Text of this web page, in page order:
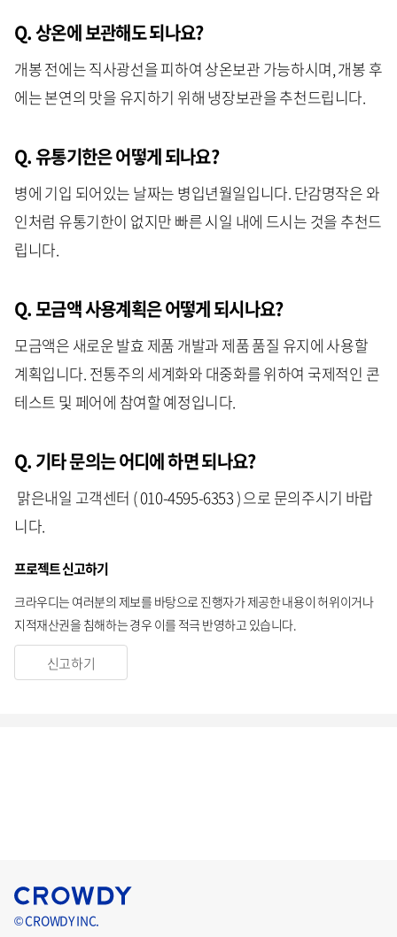
Q. 상온에 보관해도 되나요?
개봉 전에는 직사광선을 피하여 상온보관 가능하시며, 개봉 후
에는 본연의 맛을 유지하기 위해 냉장보관을 추천드립니다.
Q. 유통기한은 어떻게 되나요?
병에 기입 되어있는 날짜는 병입년월일입니다. 단감명작은 와
인처럼 유통기한이 없지만 빠른 시일 내에 드시는 것을 추천드
립니다.
Q. 모금액 사용계획은 어떻게 되시나요?
모금액은 새로운 발효 제품 개발과 제품 품질 유지에 사용할
계획입니다. 전통주의 세계화와 대중화를 위하여 국제적인 콘
테스트 및 페어에 참여할 예정입니다.
Q. 기타 문의는 어디에 하면 되나요?
맑은내일 고객센터 ( 010-4595-6353 ) 으로 문의주시기 바랍
니다.
프로젝트 신고하기
크라우디는 여러분의 제보를 바탕으로 진행자가 제공한 내용이 허위이거나
지적재산권을 침해하는 경우 이를 적극 반영하고 있습니다.
신고하기
© CROWDY INC.